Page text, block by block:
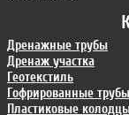
Дренажные трубы
Дренаж участка
Геотекстиль
Гофрированные трубы
Пластиковые